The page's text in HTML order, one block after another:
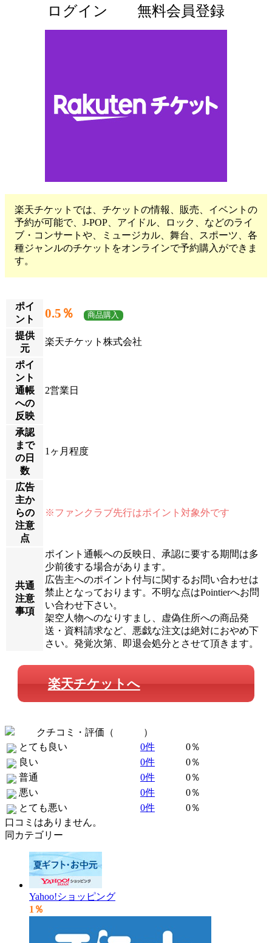
ログイン 無料会員登録
楽天チケットでは、チケットの情報、販売、イベントの
予約が可能で、J-POP、アイドル、ロック、などのライ
ブ・コンサートや、ミュージカル、舞台、スポーツ、各
種ジャンルのチケットをオンラインで予約購入ができま
す。
ポイ
ント
0.5％ 商品購入
提供
元
楽天チケット株式会社
ポイ
ント
通帳
への
反映
2営業日
承認
まで
の日
数
1ヶ月程度
広告
主か
らの
注意
点
※ファンクラブ先行はポイント対象外です
共通
注意
事項
ポイント通帳への反映日、承認に要する期間は多
少前後する場合があります。
広告主へのポイント付与に関するお問い合わせは
禁止となっております。不明な点はPointierへお問
い合わせ下さい。
架空人物へのなりすまし、虚偽住所への商品発
送・資料請求など、悪戯な注文は絶対におやめ下
さい。発覚次第、即退会処分とさせて頂きます。
楽天チケットへ
クチコミ・評価（
）
とても良い
0件
0％
良い
0件
0％
普通
0件
0％
悪い
0件
0％
とても悪い
0件
0％
口コミはありません。
同カテゴリー
Yahoo!ショッピング
1％